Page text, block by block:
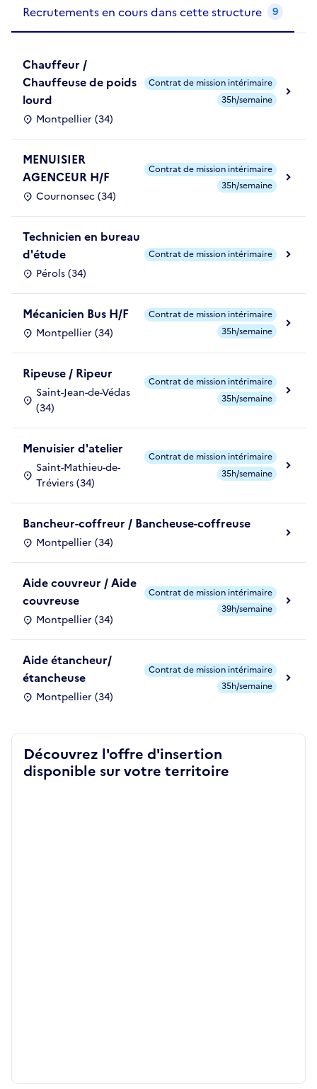
Recrutements en cours dans cette structure 9
Chauffeur /
Chauffeuse de poids
lourd
Montpellier (34)
Contrat de mission intérimaire
35h/semaine
MENUISIER
AGENCEUR H/F
Cournonsec (34)
Contrat de mission intérimaire
35h/semaine
Technicien en bureau
d'étude
Pérols (34)
Contrat de mission intérimaire
Mécanicien Bus H/F
Montpellier (34)
Contrat de mission intérimaire
35h/semaine
Ripeuse / Ripeur
Saint-Jean-de-Védas
(34)
Contrat de mission intérimaire
35h/semaine
Menuisier d'atelier
Saint-Mathieu-de-
Tréviers (34)
Contrat de mission intérimaire
35h/semaine
Bancheur-coffreur / Bancheuse-coffreuse
Montpellier (34)
Aide couvreur / Aide
couvreuse
Montpellier (34)
Contrat de mission intérimaire
39h/semaine
Aide étancheur/
étancheuse
Montpellier (34)
Contrat de mission intérimaire
35h/semaine
Découvrez l'offre d'insertion
disponible sur votre territoire